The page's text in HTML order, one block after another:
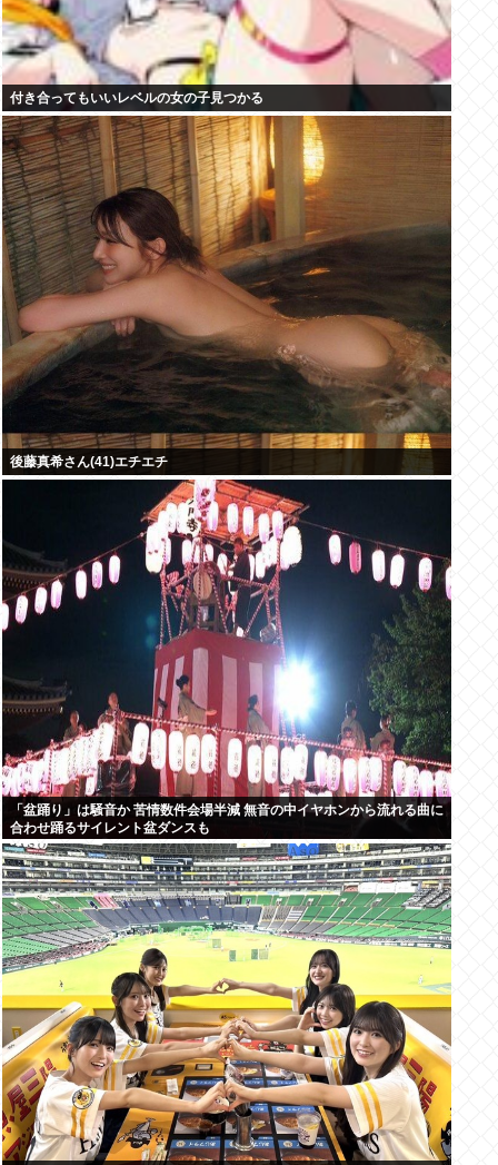
付き合ってもいいレベルの女の子見つかる
後藤真希さん(41)エチエチ
「盆踊り」は騒音か 苦情数件会場半減 無音の中イヤホンから流れる曲に
合わせ踊るサイレント盆ダンスも